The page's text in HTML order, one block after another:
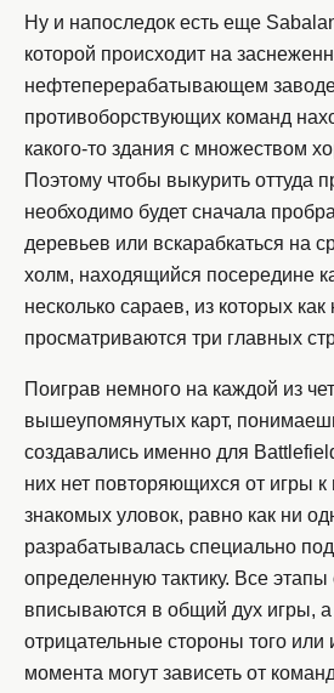
Ну и напоследок есть еще
которой происходит на
нефтеперерабатывающем
противоборствующих команд
какого-то здания с множеством
Поэтому чтобы выкурить оттуда
необходимо будет сначала
деревьев или вскарабкаться на
холм, находящийся посередине
несколько сараев, из которых
просматриваются три главных
Поиграв немного на каждой из
вышеупомянутых карт,
создавались именно для
них нет повторяющихся от игры
знакомых уловок, равно как ни
разрабатывалась специально
определенную тактику. Все этапы
вписываются в общий дух игры,
отрицательные стороны того или
момента могут зависеть от